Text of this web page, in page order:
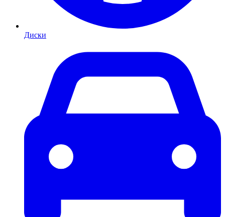
Диски